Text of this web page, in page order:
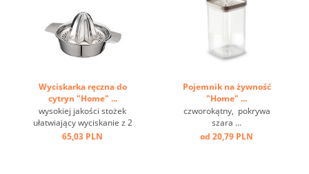
Wyciskarka ręczna do
cytryn "Home" ...
wysokiej jakości stożek
ułatwiający wyciskanie z 2
wylewkami i szerokimi
65,03 PLN
Pojemnik na żywność
"Home" ...
czworokątny, pokrywa
szara ...
od 20,79 PLN